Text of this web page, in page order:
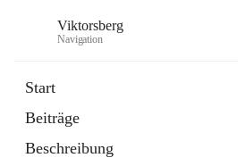
Viktorsberg
Navigation
Start
Beiträge
Beschreibung
1 Schnellzugriff